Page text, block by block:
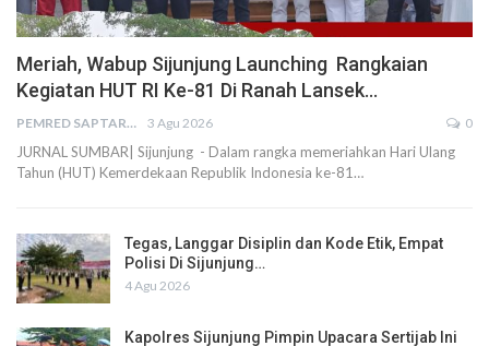
Meriah, Wabup Sijunjung Launching Rangkaian
Kegiatan HUT RI Ke-81 Di Ranah Lansek…
PEMRED SAPTARIUS 3 Agu 2026 0
JURNAL SUMBAR| Sijunjung - Dalam rangka memeriahkan Hari Ulang
Tahun (HUT) Kemerdekaan Republik Indonesia ke-81…
Tegas, Langgar Disiplin dan Kode Etik, Empat
Polisi Di Sijunjung…
4 Agu 2026
Kapolres Sijunjung Pimpin Upacara Sertijab Ini